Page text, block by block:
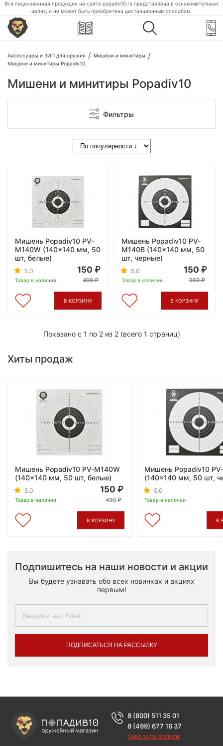
Вся лицензионная продукция на сайте popadiv10.ru представлена в ознакомительных
целях, и не может быть приобретена дистанционным способом.
Аксессуары и ЗИП для оружия
Мишени и минитиры
Мишени и минитиры Popadiv10
Мишени и минитиры Popadiv10
Фильтры
Мишень Popadiv10 PV-
M140W (140x140 мм, 50
шт, белые)
5.0
Товар в наличии
150
490
В КОРЗИНУ
Мишень Popadiv10 PV-
M140B (140x140 мм, 50
шт, черные)
5.0
Товар в наличии
150
550
В КОРЗИНУ
Показано с 1 по 2 из 2 (всего 1 страниц)
Хиты продаж
Мишень Popadiv10 PV-M140W
(140x140 мм, 50 шт, белые)
5.0
Товар в наличии
150
490
В КОРЗИНУ
Мишень Popadiv10
(140x140 мм, 50 шт,
5.0
Товар в наличии
В
Подпишитесь на наши новости и акции
Вы будете узнавать обо всех новинках и акциях
первым!
ПОДПИСАТЬСЯ НА РАССЫЛКУ
8 (800) 511 35 01
8 (499) 677 16 37
ЗАКАЗАТЬ ЗВОНОК